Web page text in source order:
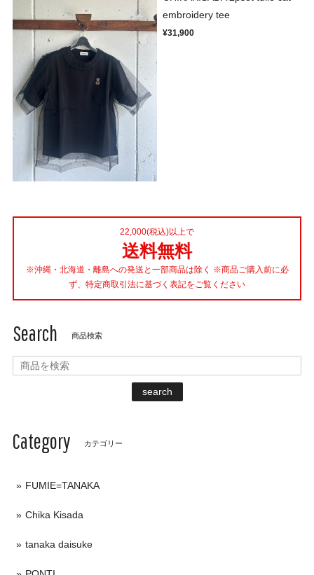
embroidery tee
¥31,900
22,000(税込)以上で
送料無料
※沖縄・北海道・離島への発送と一部商品は除く ※商品ご購入前に必
ず、特定商取引法に基づく表記をご覧ください
Search 商品検索
search
Category カテゴリー
FUMIE=TANAKA
Chika Kisada
tanaka daisuke